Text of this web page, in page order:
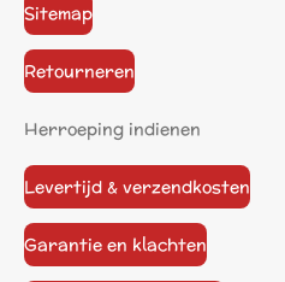
Sitemap
Retourneren
Herroeping indienen
Levertijd & verzendkosten
Garantie en klachten